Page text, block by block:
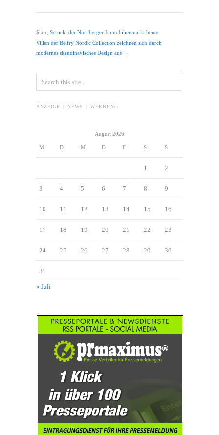
$larr; So tickt der Nürnberger Immobilienmarkt heute
Villen der Belfry Nordic Collection zeichnen sich durch
modernes skandinavisches Design aus →
ANZEIGE | NEWS | WERBUNG
August 2026
M D M D F S S
1 2
3 4 5 6 7 8 9
10 11 12 13 14 15 16
17 18 19 20 21 22 23
24 25 26 27 28 29 30
31
« Juli